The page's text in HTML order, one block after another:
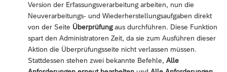
Version der Erfassungsverarbeitung arbeiten, nun die
Neuverarbeitungs- und Wiederherstellungsaufgaben direkt
von der Seite Überprüfungaus durchführen. Diese Funktion
spart den Administratoren Zeit, da sie zum Ausführen dieser
Aktion die Überprüfungsseite nicht verlassen müssen.
Stattdessen stehen zwei bekannte Befehle, Alle